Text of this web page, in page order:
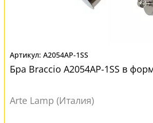
A2054AP-1SS
Бра Braccio A2054AP-1SS в
Arte Lamp (Италия)